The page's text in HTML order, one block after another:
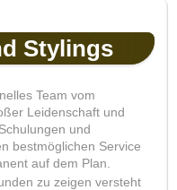
Stylings
Team vom
Leidenschaft und
und
bestmöglichen Service
auf dem Plan.
zu zeigen versteht